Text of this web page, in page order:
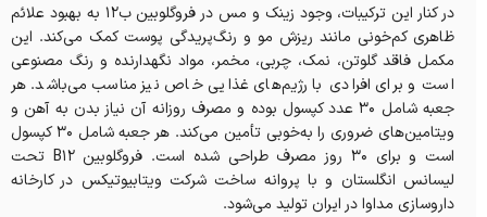
در کنار این ترکیبات، وجود زینک و مس در فروگلوبین ب12 به بهبود علائم
ظاهری کم‌خونی مانند ریزش مو و رنگ‌پریدگی پوست کمک می‌کند. این
مکمل فاقد گلوتن، نمک، چربی، مخمر، مواد نگهدارنده و رنگ مصنوعی
است و برای افرادی با رژیم‌های غذایی خاص نیز مناسب می‌باشد. هر
جعبه شامل ۳۰ عدد کپسول بوده و مصرف روزانه آن نیاز بدن به آهن و
ویتامین‌های ضروری را به‌خوبی تأمین می‌کند. هر جعبه شامل ۳۰ کپسول
است و برای ۳۰ روز مصرف طراحی شده است. فروگلوبین B12 تحت
لیسانس انگلستان و با پروانه ساخت شرکت ویتابیوتیکس در کارخانه
داروسازی مداوا در ایران تولید می‌شود.